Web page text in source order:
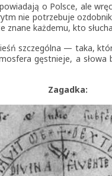
o Polsce, ale
nie potrzebuje
znane każdemu, kto
szczególna — taka,
gęstnieje, a
Zagadka: